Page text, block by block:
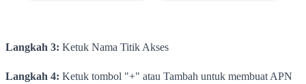
Langkah 3: Ketuk Nama Titik Akses
Langkah 4: Ketuk tombol "+" atau Tambah untuk membuat APN